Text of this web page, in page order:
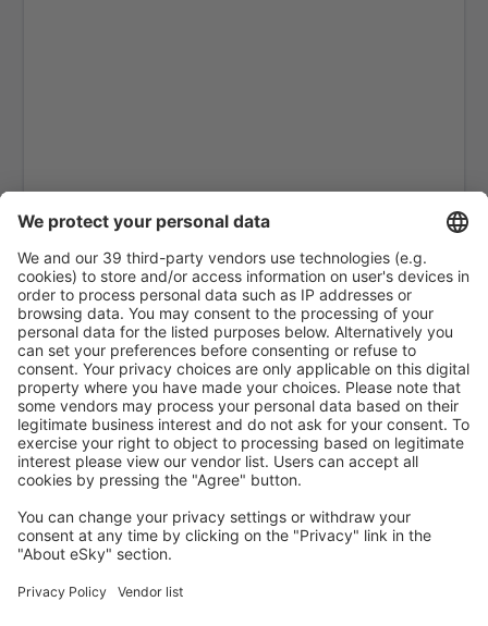
Ornskoldsvik Airport (OER)
Ronneby Airport (RNB)
Salen Scandinavian Mountains Apt. (SCR)
Skelleftea Airport (SFT)
Estocolmo
Malmo Sturup (MMX)
Sundsvall Harnosand (SDL)
Sveg Airport (EVG)
Torsby Apt. (TYF)